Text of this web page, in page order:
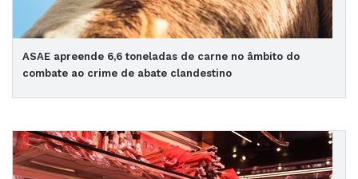
ASAE apreende 6,6 toneladas de carne no âmbito do
combate ao crime de abate clandestino